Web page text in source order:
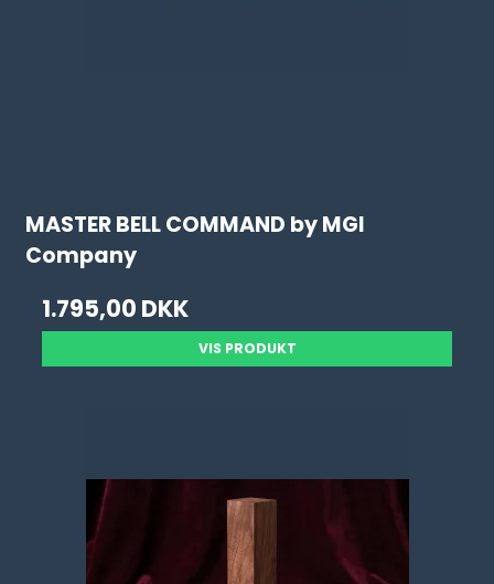
MASTER BELL COMMAND by MGI
Company
1.795,00 DKK
VIS PRODUKT